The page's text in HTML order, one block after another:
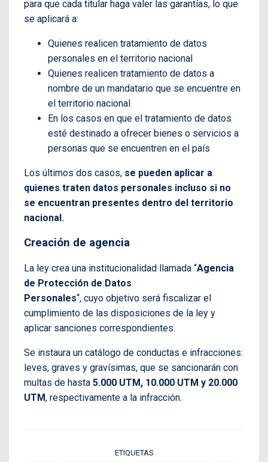
para que cada titular haga valer las garantías, lo que
se aplicará a:
Quienes realicen tratamiento de datos
personales en el territorio nacional
Quienes realicen tratamiento de datos a
nombre de un mandatario que se encuentre en
el territorio nacional
En los casos en que el tratamiento de datos
esté destinado a ofrecer bienes o servicios a
personas que se encuentren en el país
Los últimos dos casos, se pueden aplicar a
quienes traten datos personales incluso si no
se encuentran presentes dentro del territorio
nacional.
Creación de agencia
La ley crea una institucionalidad llamada “Agencia
de Protección de Datos
Personales“, cuyo objetivo será fiscalizar el
cumplimiento de las disposiciones de la ley y
aplicar sanciones correspondientes.
Se instaura un catálogo de conductas e infracciones:
leves, graves y gravísimas, que se sancionarán con
multas de hasta 5.000 UTM, 10.000 UTM y 20.000
UTM, respectivamente a la infracción.
ETIQUETAS